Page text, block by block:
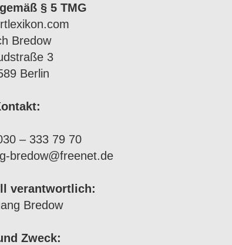
§ 5 TMG
Bredow
3
Berlin
– 333 79 70
bredow@freenet.de
verantwortlich:
Bredow
Zweck: